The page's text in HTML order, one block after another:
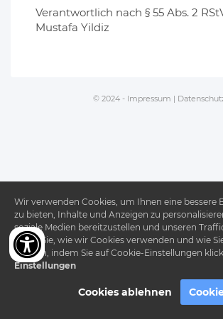
Verantwortlich nach § 55 Abs. 2
Mustafa Yildiz
© 2024 - Impressum |
Wir verwenden Cookies, um Ihnen eine bessere
zu bieten, Inhalte und Anzeigen zu
soziale Medien bereitzustellen und unseren
Lesen Sie, wie wir Cookies verwenden und wie
können, indem Sie auf Cookie-Einstellungen
Einstellungen
Cookies ablehnen